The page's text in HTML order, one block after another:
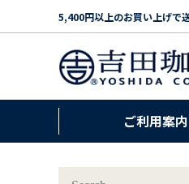
5,400円以上のお買い上げで
ご利用案内